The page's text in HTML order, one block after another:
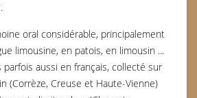
oral considérable, principalement
limousine, en patois, en limousin ...
parfois aussi en français, collecté sur
(Corrèze, Creuse et Haute-Vienne)